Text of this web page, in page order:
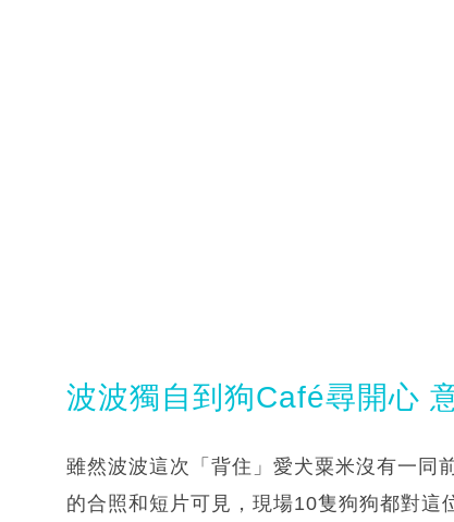
波波獨自到狗Café尋開心
雖然波波這次「背住」愛犬粟米沒有一同
的合照和短片可見，現場10隻狗狗都對